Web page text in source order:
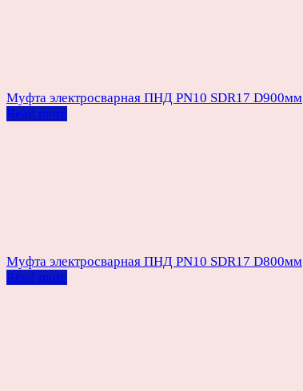
Муфта электросварная ПНД PN10 SDR17 D900мм
Read more
Муфта электросварная ПНД PN10 SDR17 D800мм
Read more